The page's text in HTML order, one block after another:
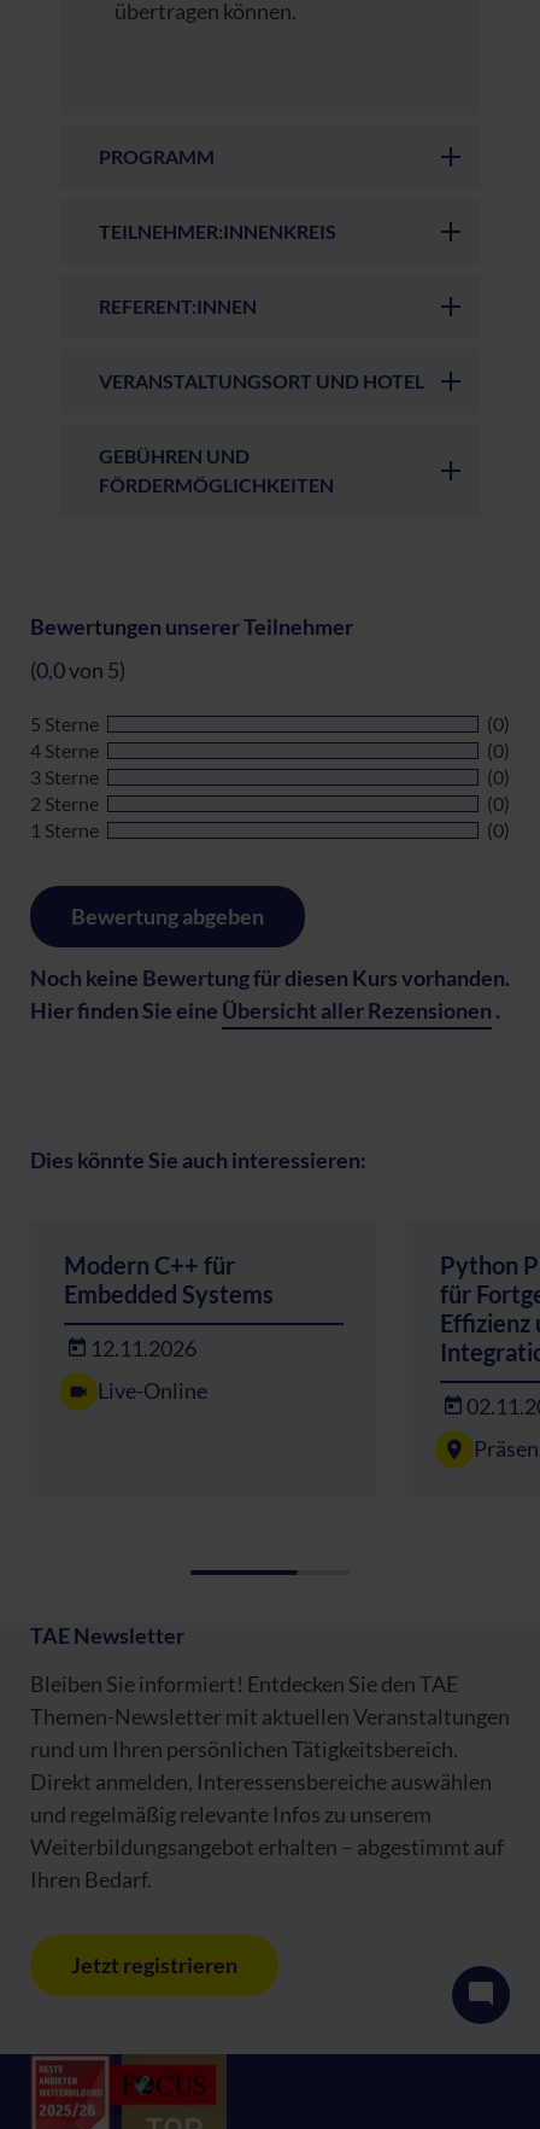
übertragen können.
PROGRAMM
TEILNEHMER:INNENKREIS
REFERENT:INNEN
VERANSTALTUNGSORT UND HOTEL
GEBÜHREN UND
FÖRDERMÖGLICHKEITEN
Bewertungen unserer Teilnehmer
(0,0 von 5)
5 Sterne
(0)
4 Sterne
(0)
3 Sterne
(0)
2 Sterne
(0)
1 Sterne
(0)
Bewertung abgeben
Noch keine Bewertung für diesen Kurs vorhanden.
Hier finden Sie eine Übersicht aller Rezensionen .
Dies könnte Sie auch interessieren:
Modern C++ für
Embedded Systems
12.11.2026
Live-Online
Python
für
Effizienz
TAE Newsletter
Bleiben Sie informiert! Entdecken Sie den TAE
Themen-Newsletter mit aktuellen Veranstaltungen
rund um Ihren persönlichen Tätigkeitsbereich.
Direkt anmelden, Interessensbereiche auswählen
und regelmäßig relevante Infos zu unserem
Weiterbildungsangebot erhalten – abgestimmt auf
Ihren Bedarf.
Jetzt registrieren